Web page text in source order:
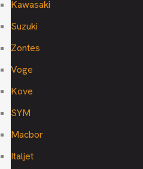
Kawasaki
Suzuki
Zontes
Voge
Kove
SYM
Macbor
Italjet